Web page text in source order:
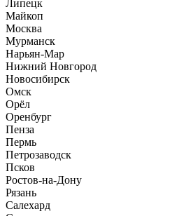
Липецк
Майкоп
Москва
Мурманск
Нарьян-Мар
Нижний Новгород
Новосибирск
Омск
Орёл
Оренбург
Пенза
Пермь
Петрозаводск
Псков
Ростов-на-Дону
Рязань
Салехард